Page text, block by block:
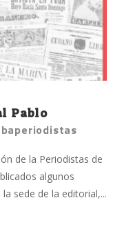
Pablo
de la Periodistas de
algunos
sede de la editorial,...